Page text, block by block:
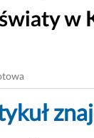
w